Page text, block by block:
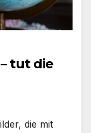
tut die
die mit